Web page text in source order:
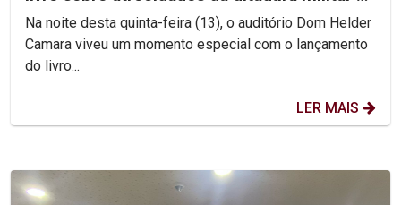
Brasil
Na noite desta quinta-feira (13), o auditório Dom Helder
Camara viveu um momento especial com o lançamento
do livro...
LER MAIS